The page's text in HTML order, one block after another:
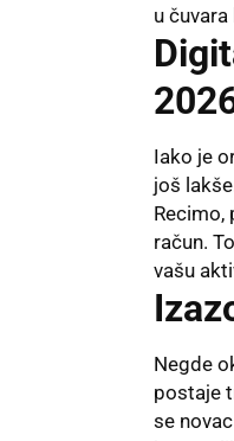
u
Iako je
još
Recimo,
račun.
vašu
Negde
postaje
se